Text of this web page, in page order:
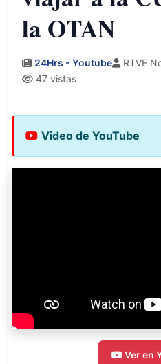
la OTAN
24Hrs - Youtube RTVE
47 vistas
Video de YouTube
Ver en